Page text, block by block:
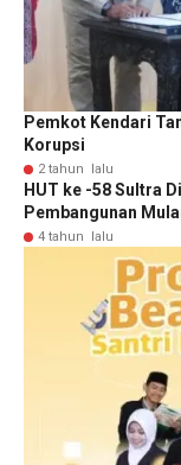
Pemkot Kendari
Korupsi
2 tahun lalu
HUT ke -58 Sultra
Pembangunan
4 tahun lalu